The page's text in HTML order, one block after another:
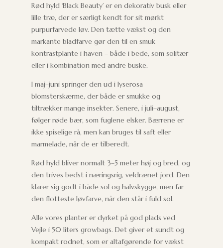
Rød hyld ‘Black Beauty’ er en dekorativ busk eller
lille træ, der er særligt kendt for sit mørkt
purpurfarvede løv. Den tætte vækst og den
markante bladfarve gør den til en smuk
kontrastplante i haven – både i bede, som solitær
eller i kombination med andre buske.
I maj–juni springer den ud i lyserosa
blomsterskærme, der både er smukke og
tiltrækker mange insekter. Senere, i juli–august,
følger røde bær, som fuglene elsker. Bærrene er
ikke spiselige rå, men kan bruges til saft eller
marmelade, når de er tilberedt.
Rød hyld bliver normalt 3–5 meter høj og bred, og
den trives bedst i næringsrig, veldrænet jord. Den
klarer sig godt i både sol og halvskygge, men får
den flotteste løvfarve, når den står i fuld sol.
Alle vores planter er dyrket på god plads ved
Vejle i 50 liters growbags. Det giver et sundt og
kompakt rodnet, som er altafgørende for vækst